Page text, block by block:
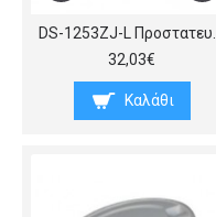
32,03€
Καλάθι